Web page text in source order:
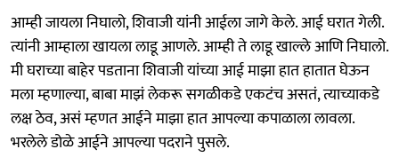
आम्ही जायला निघालो, शिवाजी यांनी आईला जागे केले. आई घरात गेली.
त्यांनी आम्हाला खायला लाडू आणले. आम्ही ते लाडू खाल्ले आणि निघालो.
मी घराच्या बाहेर पडताना शिवाजी यांच्या आई माझा हात हातात घेऊन
मला म्हणाल्या, बाबा माझं लेकरू सगळीकडे एकटंच असतं, त्याच्याकडे
लक्ष ठेव, असं म्हणत आईने माझा हात आपल्या कपाळाला लावला.
भरलेले डोळे आईने आपल्या पदराने पुसले.